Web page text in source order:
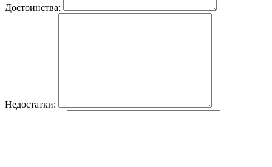
Достоинства:
Недостатки: